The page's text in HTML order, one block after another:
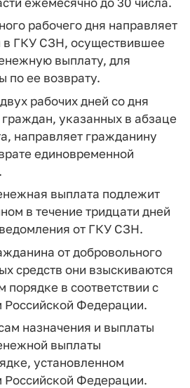
рабочего дня направляет
в ГКУ СЗН, осуществившее
выплату, для
по ее возврату.
рабочих дней со дня
указанных в абзаце
направляет гражданину
единовременной
выплата подлежит
в течение тридцати дней
от ГКУ СЗН.
от добровольного
средств они взыскиваются
в соответствии с
Российской Федерации.
назначения и выплаты
выплаты
установленном
Российской Федерации.